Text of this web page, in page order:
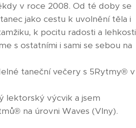
v roce 2008. Od té doby se
jako cestu k uvolnění těla i
k pocitu radosti a lehkosti
s ostatními i sami se sebou na
taneční večery s 5Rytmy® v
lektorský výcvik a jsem
na úrovni Waves (Vlny).